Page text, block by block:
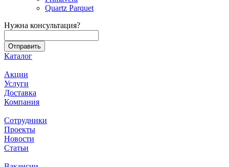
Quartz Parquet
Нужна консультация?
Каталог
Акции
Услуги
Доставка
Компания
Сотрудники
Проекты
Новости
Статьи